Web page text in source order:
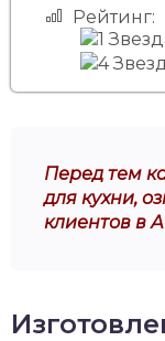
Рейтинг:
Перед тем
для кухни,
клиентов в